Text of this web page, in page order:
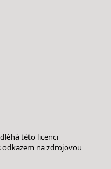
této licenci
na zdrojovou